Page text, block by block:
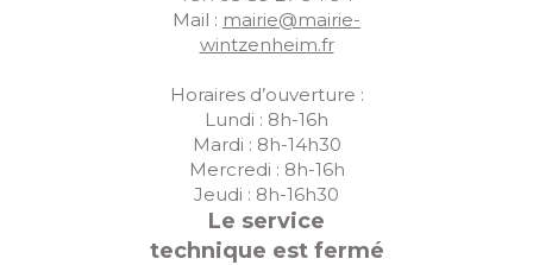
Mail : mairie@mairie-
wintzenheim.fr
Horaires d’ouverture :
Lundi : 8h-16h
Mardi : 8h-14h30
Mercredi : 8h-16h
Jeudi : 8h-16h30
Le service
technique est fermé